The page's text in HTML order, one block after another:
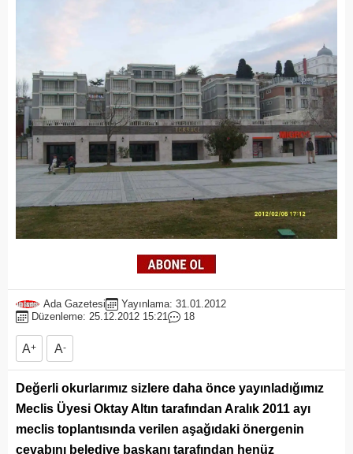
Ada Gazetesi
Yayınlama: 31.01.2012
Düzenleme: 25.12.2012 15:21
18
A+ A-
Değerli okurlarımız sizlere daha önce yayınladığımız
Meclis Üyesi Oktay Altın tarafından Aralık 2011 ayı
meclis toplantısında verilen aşağıdaki önergenin
cevabını belediye başkanı tarafından henüz